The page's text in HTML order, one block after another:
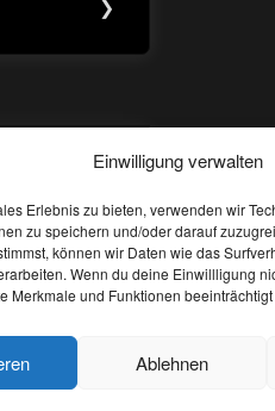
Einwilligung verwalten
Erlebnis zu bieten, verwenden wir
zu speichern und/oder darauf
können wir Daten wie das
Wenn du deine Einwillligung
Merkmale und Funktionen
Ablehnen